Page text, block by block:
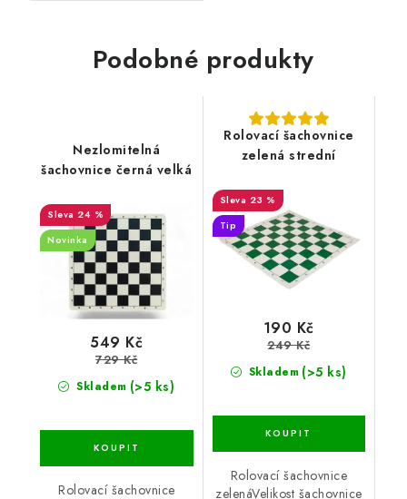
Podobné produkty
Nezlomitelná
šachovnice černá velká
24 %
Novinka
Skladem (>5 ks)
549 Kč
729 Kč
Rolovací šachovnice
Rolovací šachovnice
zelená strední
23 %
Tip
Skladem (>5 ks)
190 Kč
249 Kč
Rolovací šachovnice
zelenáVelikost šachovnice